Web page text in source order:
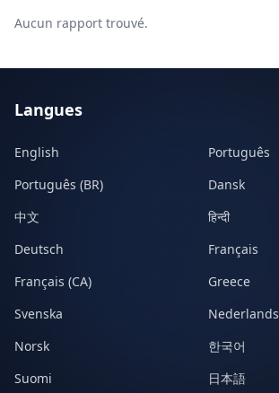
Aucun rapport trouvé.
Langues
English
Português
Português (BR)
Dansk
中文
हिन्दी
Deutsch
Français
Français (CA)
Greece
Svenska
Nederlands
Norsk
한국어
Suomi
日本語